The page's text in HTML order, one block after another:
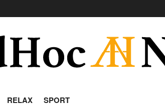
RELAX SPORT